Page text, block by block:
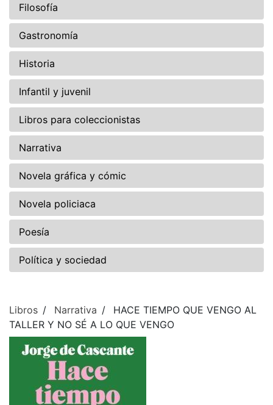
Filosofía
Gastronomía
Historia
Infantil y juvenil
Libros para coleccionistas
Narrativa
Novela gráfica y cómic
Novela policiaca
Poesía
Política y sociedad
Libros Narrativa
HACE TIEMPO QUE VENGO AL
TALLER Y NO SÉ A LO QUE VENGO